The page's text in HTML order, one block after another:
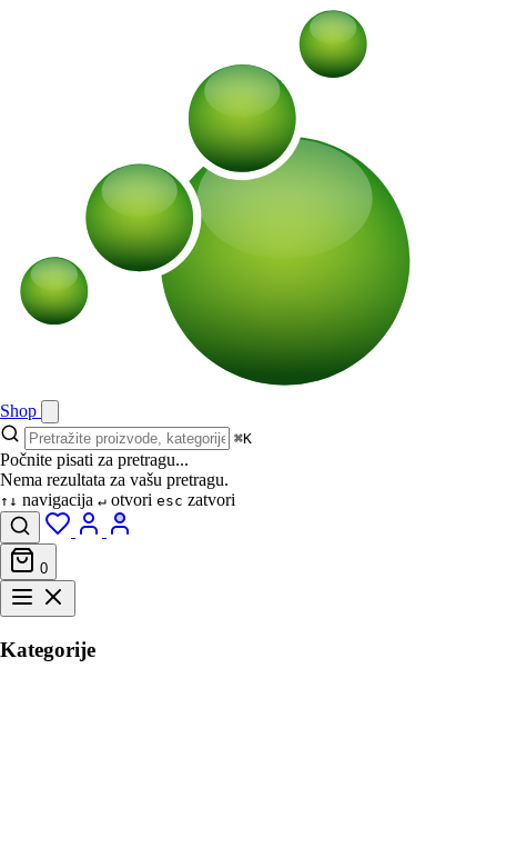
Shop
⌘K
Počnite pisati za pretragu...
Nema rezultata za vašu pretragu.
↑↓ navigacija ↵ otvori esc zatvori
0
Kategorije